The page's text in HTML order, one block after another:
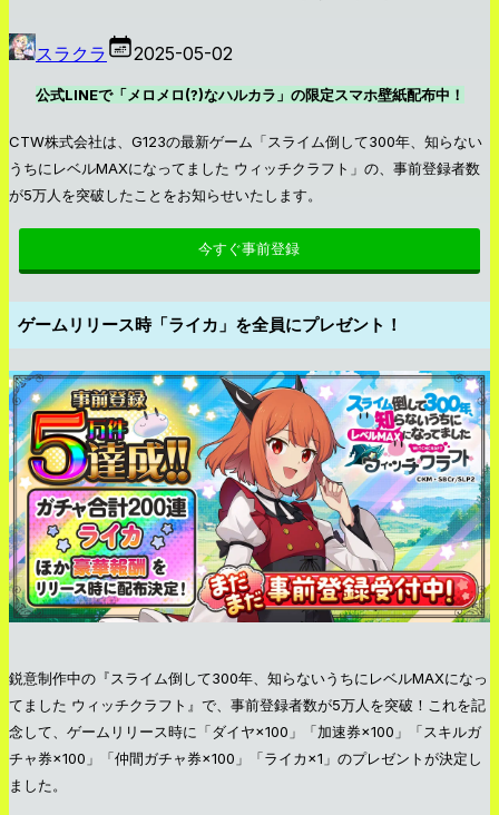
スラクラ 2025-05-02
公式LINEで「メロメロ(?)なハルカラ」の限定スマホ壁紙配布中！
CTW株式会社は、G123の最新ゲーム「スライム倒して300年、知らない
うちにレベルMAXになってました ウィッチクラフト」の、事前登録者数
が5万人を突破したことをお知らせいたします。
今すぐ事前登録
ゲームリリース時「ライカ」を全員にプレゼント！
鋭意制作中の『スライム倒して300年、知らないうちにレベルMAXになっ
てました ウィッチクラフト』で、事前登録者数が5万人を突破！これを記
念して、ゲームリリース時に「ダイヤ×100」「加速券×100」「スキルガ
チャ券×100」「仲間ガチャ券×100」「ライカ×1」のプレゼントが決定し
ました。